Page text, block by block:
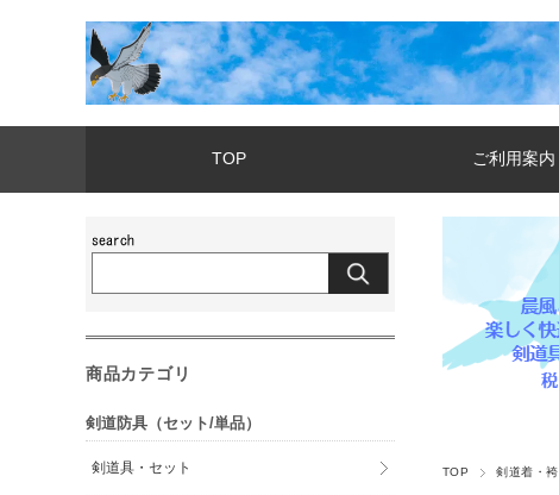
TOP ご利用案内
TOP 剣道着・袴
商品カテゴリ
剣道防具（セット/単品）
剣道具・セット